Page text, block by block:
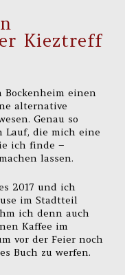
Kieztreff
Bockenheim einen
alternative
Genau so
Lauf, die mich eine
ich finde –
lassen.
2017 und ich
im Stadtteil
ich denn auch
Kaffee im
vor der Feier noch
Buch zu werfen.